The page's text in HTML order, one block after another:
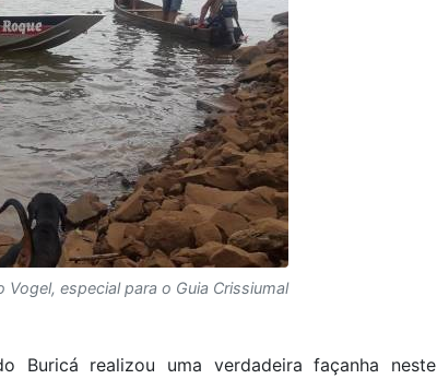
Vogel, especial para o Guia Crissiumal
Buricá realizou uma verdadeira façanha neste